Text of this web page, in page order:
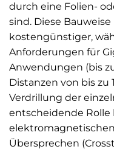
durch eine Folien-
sind. Diese
kostengünstiger,
Anforderungen für
Anwendungen (bis
Distanzen von bis zu
Verdrillung der
entscheidende Rolle
Übersprechen